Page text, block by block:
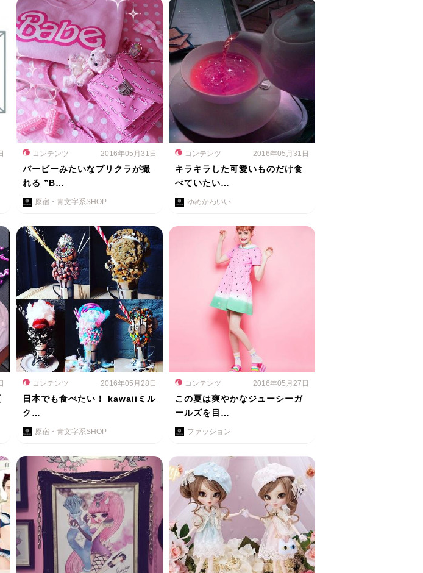
コンテンツ 2016年05月31日
バービーみたいなプリクラが撮
れる ”B…
原宿・青文字系SHOP
コンテンツ 2016年05月31日
キラキラした可愛いものだけ食
べていたい…
ゆめかわいい
コンテンツ 2016年05月28日
日本でも食べたい！ kawaiiミル
ク…
原宿・青文字系SHOP
コンテンツ 2016年05月27日
この夏は爽やかなジューシーガ
ールズを目…
ファッション